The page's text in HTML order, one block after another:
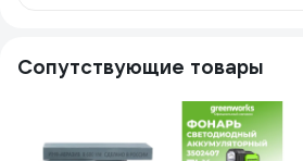
Сопутствующие товары